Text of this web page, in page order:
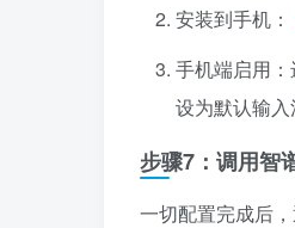
安装到手机：
手机端启用
设为默认输入
步骤7：调用智
一切配置完成后